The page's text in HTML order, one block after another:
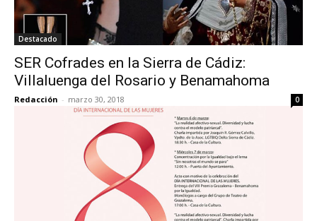
Destacado
SER Cofrades en la Sierra de Cádiz:
Villaluenga del Rosario y Benamahoma
Redacción - marzo 30, 2018 0